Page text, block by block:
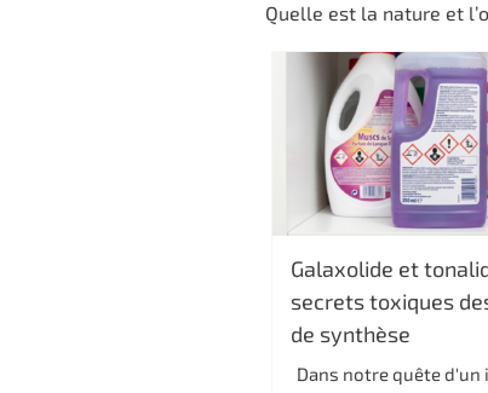
Quelle est la nature et
Galaxolide et
secrets toxiques
de synthèse
Dans notre quête